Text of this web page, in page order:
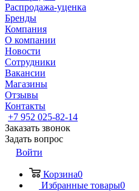
Распродажа-уценка
Бренды
Компания
О компании
Новости
Сотрудники
Вакансии
Магазины
Отзывы
Контакты
+7 952 025-82-14
Заказать звонок
Задать вопрос
Войти
Корзина0
Избранные товары0